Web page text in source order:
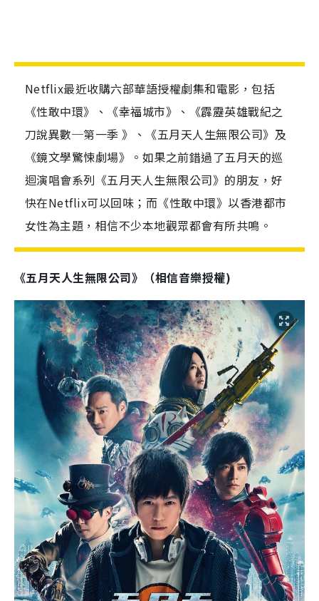
Netflix最近收購六部華語授權劇集和電影，包括
《性敢中環》、《幸福城市》、《霹靂英雄戰紀之
刀說異數─第一季 》、《五月天人生無限公司》及
《鏡文學驚悚劇場》。如果之前錯過了五月天的巡
迴演唱會系列《五月天人生無限公司》的朋友，好
快在Netflix可以回味；而《性敢中環》以香港都市
女性為主題，相信不少本地觀眾都會有所共鳴。
《五月天人生無限公司》 （相信音樂授權)